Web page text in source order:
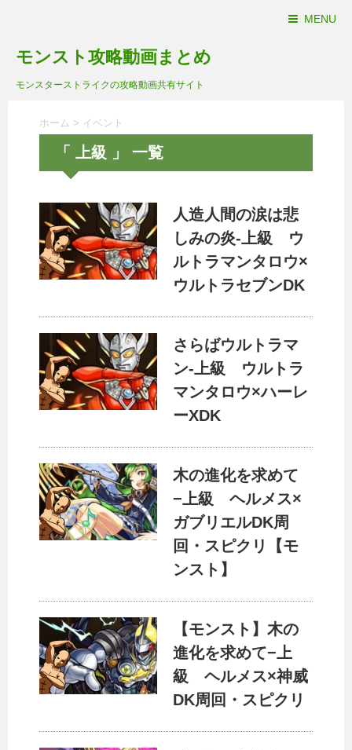
MENU
モンスト攻略動画まとめ
モンスターストライクの攻略動画共有サイト
ホーム > イベント
「 上級 」 一覧
人造人間の涙は悲
しみの炎-上級 ウ
ルトラマンタロウ×
ウルトラセブンDK
さらばウルトラマ
ン-上級 ウルトラ
マンタロウ×ハーレ
ーXDK
木の進化を求めて
−上級 ヘルメス×
ガブリエルDK周
回・スピクリ【モ
ンスト】
【モンスト】木の
進化を求めて−上
級 ヘルメス×神威
DK周回・スピクリ